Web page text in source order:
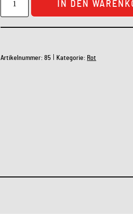
IN DEN
Artikelnummer:85 Kategorie: Rot